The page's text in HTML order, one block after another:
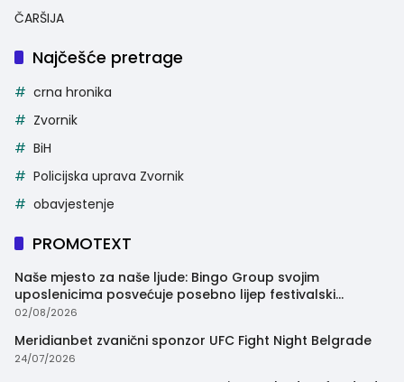
ČARŠIJA
Najčešće pretrage
crna hronika
Zvornik
BiH
Policijska uprava Zvornik
obavjestenje
PROMOTEXT
Naše mjesto za naše ljude: Bingo Group svojim
uposlenicima posvećuje posebno lijep festivalski
trenutak
02/08/2026
Meridianbet zvanični sponzor UFC Fight Night Belgrade
24/07/2026